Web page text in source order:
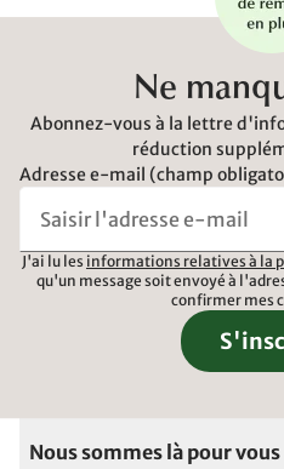
Ne
Abonnez-vous à la lettre
réduction
Adresse e-mail (champ
J'ai lu les informations relatives à la
qu'un message soit envoyé à
confirmer mes
Nous sommes là pour vous